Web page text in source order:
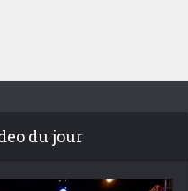
du jour